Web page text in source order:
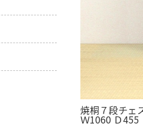
焼桐７段チェ
Ｗ1060 Ｄ455